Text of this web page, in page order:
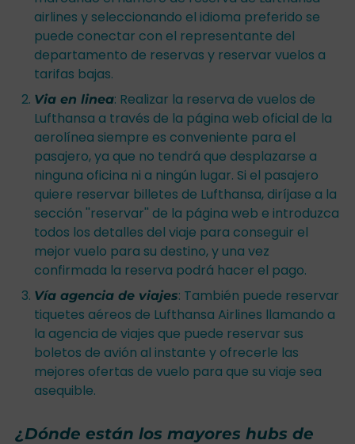
airlines y seleccionando el idioma preferido se
puede conectar con el representante del
departamento de reservas y reservar vuelos a
tarifas bajas.
Via en linea: Realizar la reserva de vuelos de
Lufthansa a través de la página web oficial de la
aerolínea siempre es conveniente para el
pasajero, ya que no tendrá que desplazarse a
ninguna oficina ni a ningún lugar. Si el pasajero
quiere reservar billetes de Lufthansa, diríjase a la
sección ''reservar'' de la página web e introduzca
todos los detalles del viaje para conseguir el
mejor vuelo para su destino, y una vez
confirmada la reserva podrá hacer el pago.
Vía agencia de viajes: También puede reservar
tiquetes aéreos de Lufthansa Airlines llamando a
la agencia de viajes que puede reservar sus
boletos de avión al instante y ofrecerle las
mejores ofertas de vuelo para que su viaje sea
asequible.
¿Dónde están los mayores hubs de